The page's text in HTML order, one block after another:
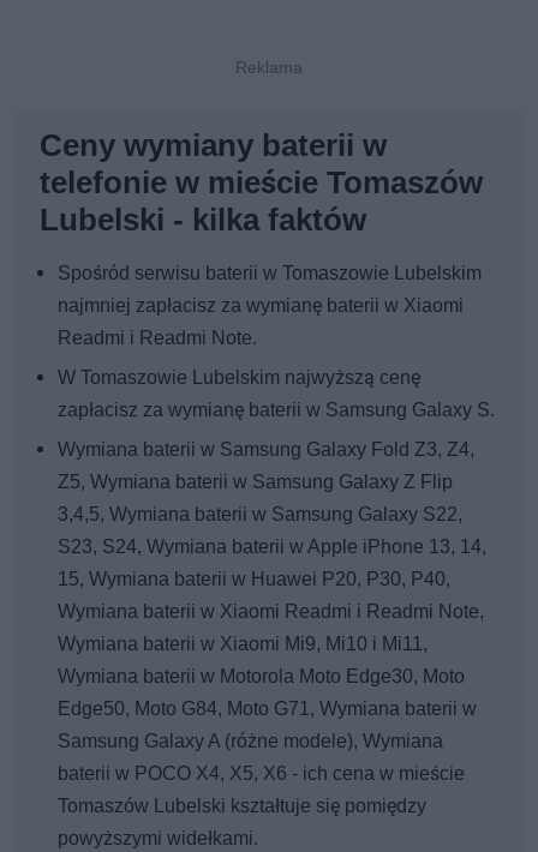
Ceny wymiany baterii w
telefonie w mieście Tomaszów
Lubelski - kilka faktów
Spośród serwisu baterii w Tomaszowie Lubelskim
najmniej zapłacisz za wymianę baterii w Xiaomi
Readmi i Readmi Note.
W Tomaszowie Lubelskim najwyższą cenę
zapłacisz za wymianę baterii w Samsung Galaxy S.
Wymiana baterii w Samsung Galaxy Fold Z3, Z4,
Z5, Wymiana baterii w Samsung Galaxy Z Flip
3,4,5, Wymiana baterii w Samsung Galaxy S22,
S23, S24, Wymiana baterii w Apple iPhone 13, 14,
15, Wymiana baterii w Huawei P20, P30, P40,
Wymiana baterii w Xiaomi Readmi i Readmi Note,
Wymiana baterii w Xiaomi Mi9, Mi10 i Mi11,
Wymiana baterii w Motorola Moto Edge30, Moto
Edge50, Moto G84, Moto G71, Wymiana baterii w
Samsung Galaxy A (różne modele), Wymiana
baterii w POCO X4, X5, X6 - ich cena w mieście
Tomaszów Lubelski kształtuje się pomiędzy
powyższymi widełkami.